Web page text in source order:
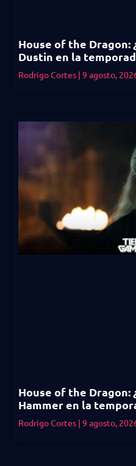
House of the Dragon:
Dustin en la
Rodrigo Cortes 9 agosto,
House of the Dragon:
Hammer en la
Rodrigo Cortes 9 agosto,